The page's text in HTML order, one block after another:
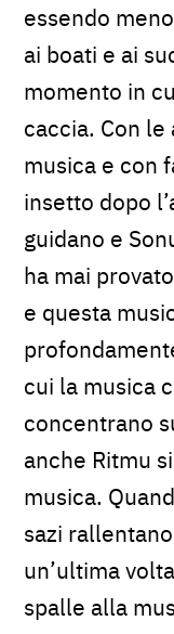
essendo
ai boati e ai
momento in
caccia. Con
musica e con
insetto dopo
guidano e
ha mai
e questa
cui la musica
concentrano
anche Ritmu
musica.
sazi
un’ultima
spalle alla